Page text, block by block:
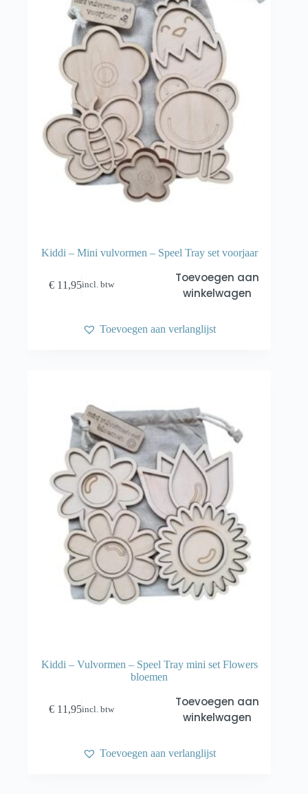
Kiddi – Mini vulvormen – Speel Tray set voorjaar
€ 11,95incl. btw
Toevoegen aan
winkelwagen
Toevoegen aan verlanglijst
Kiddi – Vulvormen – Speel Tray mini set Flowers
bloemen
€ 11,95incl. btw
Toevoegen aan
winkelwagen
Toevoegen aan verlanglijst